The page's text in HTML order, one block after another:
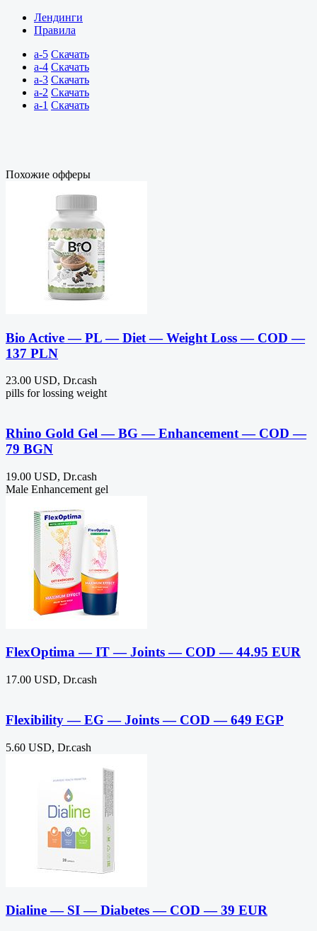
Лендинги
Правила
a-5 Скачать
a-4 Скачать
a-3 Скачать
a-2 Скачать
a-1 Скачать
Похожие офферы
Bio Active — PL — Diet — Weight Loss — COD —
137 PLN
23.00 USD, Dr.cash
pills for lossing weight
Rhino Gold Gel — BG — Enhancement — COD —
79 BGN
19.00 USD, Dr.cash
Male Enhancement gel
FlexOptima — IT — Joints — COD — 44.95 EUR
17.00 USD, Dr.cash
Flexibility — EG — Joints — COD — 649 EGP
5.60 USD, Dr.cash
Dialine — SI — Diabetes — COD — 39 EUR